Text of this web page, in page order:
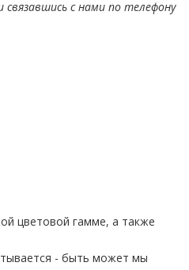
с нами по телефону
цветовой гамме, а также
- быть может мы